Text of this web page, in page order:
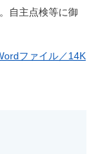
自主点検等に御
ファイル／14K